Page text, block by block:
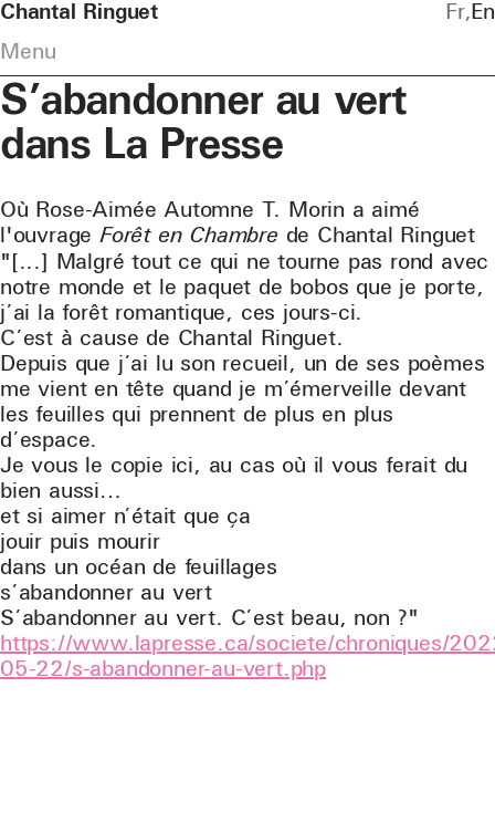
Chantal Ringuet
Menu
Fr En
S’abandonner au vert
dans La Presse
Où Rose-Aimée Automne T. Morin a aimé
l'ouvrageForêt en Chambre de Chantal Ringuet
"[...] Malgré tout ce qui ne tourne pas rond avec
notre monde et le paquet de bobos que je porte,
j’ai la forêt romantique, ces jours-ci.
C’est à cause de Chantal Ringuet.
Depuis que j’ai lu son recueil, un de ses poèmes
me vient en tête quand je m’émerveille devant
les feuilles qui prennent de plus en plus
d’espace.
Je vous le copie ici, au cas où il vous ferait du
bien aussi…
et si aimer n’était que ça
jouir puis mourir
dans un océan de feuillages
s’abandonner au vert
S’abandonner au vert. C’est beau, non ?"
https://www.lapresse.ca/societe/chroniques/
05-22/s-abandonner-au-vert.php